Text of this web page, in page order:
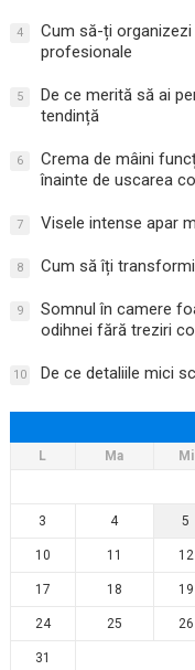
4
Cum să-ți
profesionale
5
De ce merită să ai
tendință
6
Crema de mâini
înainte de uscarea
7 Visele intense apar
8 Cum să îți
9
Somnul în camere
odihnei fără treziri
10 De ce detaliile mici
L Ma Mi
3 4 5
10 11 12
17 18 19
24 25 26
31